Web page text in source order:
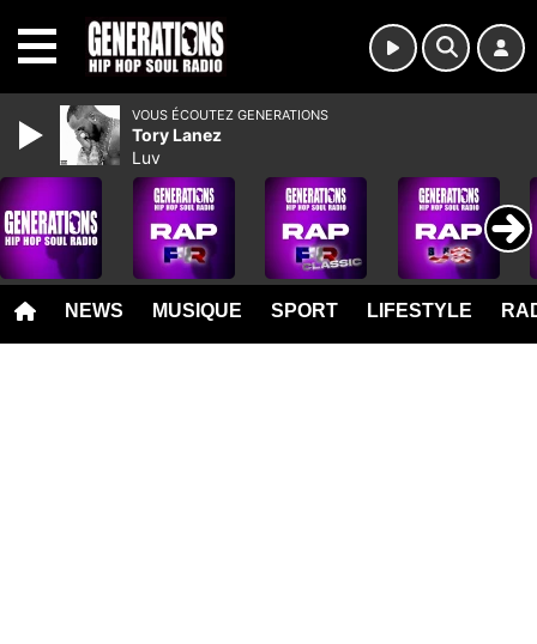
NEWS MUSIQUE SPORT LIFESTYLE
VOUS ÉCOUTEZ GENERATIONS
Tory Lanez
Luv